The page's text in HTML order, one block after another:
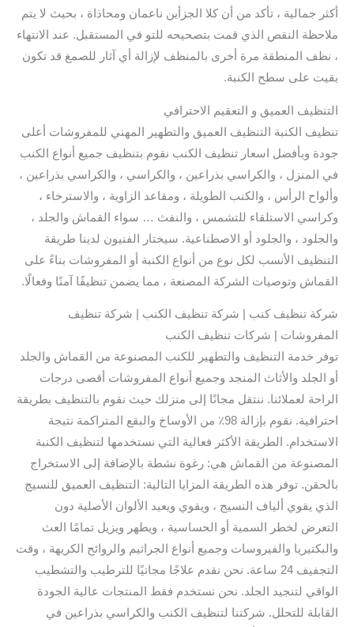
أكثر جمالية ، تأكد من أن كلا الجزأين ناعمان ومحاذاة ، بحيث لا يتم
ملاحظة النقص الذي قمت بتصحيحه للتو في المستقبل. عند الانتهاء
، نظف المنطقة مرة أخرى بالمنظف لإزالة أي آثار للصمغ قد تكون
بقيت على سطح الكنبة.
التنظيف العميق و التعقيم الاحترافي
تنظيف الكنبة التنظيف العميق والتطهير المهني للمفروشات أعلى
جودة وبأفضل اسعار تنظيف الكنب نقوم بتنظيف جميع أنواع الكنب
في المنزل ، والكراسي بذراعين ، والكراسي ، والكراسي بذراعين ،
وألواح الرأس ، والكنب الطويلة ، ومقاعد الزاوية ، والاسترخاء ،
وكراسي الاستلقاء للتشمس ، والنفث … سواء القماش والجلد ،
والجلود ، والجلود أو الاصطناعية. سيختار الفنيون لدينا طريقة
التنظيف الأنسب لكل نوع من أنواع الكنبة أو المفروشات بناءً على
القماش وتوصيات الشركة المصنعة ، مما يضمن تنظيفًا آمنًا وفعالًا.
شركة تنظيف كنب | شركة تنظيف الكنب | شركة تنظيف
المفروشات | شركات تنظيف الكنب
توفر خدمة التنظيف والتطهير للكنب المصنوعة من القماش والجلد
أو الجلد والأثاث المنجد وجميع أنواع المفروشات أقصى درجات
الراحة لعملائنا. ننتقل مجانًا إلى منزلك حيث نقوم بالتنظيف بطريقة
احترافية. نقوم بإزالة 98٪ من الأوساخ والبقع المتراكمة نتيجة
الاستخدام. الطريقة الأكثر فعالية التي نستخدمها لتنظيف الكنبة
المصنوعة من القماش هي: رغوة نشطة بالإضافة إلى الاستخراج
بالحقن. توفر هذه الطريقة المزايا التالية: التنظيف العميق للنسيج
الذي يقوي ألياف النسيج ، ويقوي ويعيد الألوان الأصلية دون
التعرض لخطر السمية أو الحساسية ، ويطهر ويزيل تمامًا العث
والبكتيريا والفيروسات وجميع أنواع الجراثيم والروائح الكريهة ، وقت
التجفيف 24 ساعة. نحن نقدم علاجًا مجانيًا للترطيب والتشطيب
الواقي لتنجيد الجلد. نحن نستخدم فقط المنتجات عالية الجودة
القابلة للتحلل. شركتنا لتنظيف الكنب والكراسي بذراعين في